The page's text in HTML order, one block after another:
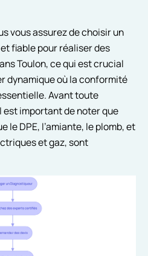
vous assurez de choisir un
fiable pour réaliser des
Toulon, ce qui est crucial
dynamique où la conformité
Avant toute
important de noter que
DPE, l’amiante, le plomb, et
et gaz, sont